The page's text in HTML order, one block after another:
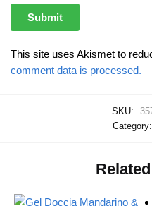
This site uses Akismet to
comment data is processed.
SKU:
Category: